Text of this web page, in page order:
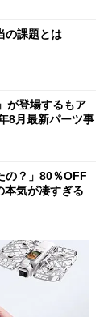
の課題とは
が登場するもア
8月最新パーツ事
の？」80％OFF
本気が凄すぎる